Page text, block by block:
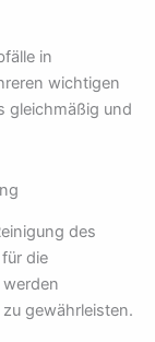
in
wichtigen
gleichmäßig und
des
die
gewährleisten.